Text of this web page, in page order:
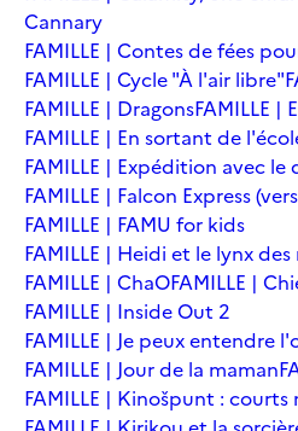
Cannary
FAMILLE | Contes de fées
FAMILLE | Cycle "À l'air libre"
FAMILLE | DragonsFAMILLE |
FAMILLE | En sortant de
FAMILLE | Expédition avec le
FAMILLE | Falcon Express
FAMILLE | FAMU for kids
FAMILLE | Heidi et le lynx
FAMILLE | ChaOFAMILLE |
FAMILLE | Inside Out 2
FAMILLE | Je peux entendre
FAMILLE | Jour de la maman
FAMILLE | Kinošpunt :